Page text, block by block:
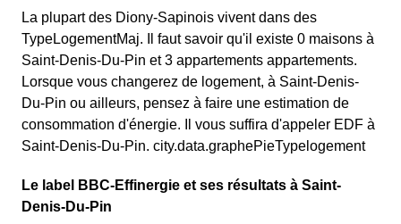
La plupart des Diony-Sapinois vivent dans des
TypeLogementMaj. Il faut savoir qu'il existe 0 maisons à
Saint-Denis-Du-Pin et 3 appartements appartements.
Lorsque vous changerez de logement, à Saint-Denis-
Du-Pin ou ailleurs, pensez à faire une estimation de
consommation d'énergie. Il vous suffira d'appeler EDF à
Saint-Denis-Du-Pin. city.data.graphePieTypelogement
Le label BBC-Effinergie et ses résultats à Saint-
Denis-Du-Pin